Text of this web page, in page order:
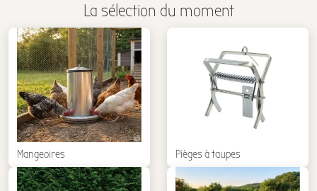
La sélection du moment
Mangeoires Pièges à taupes